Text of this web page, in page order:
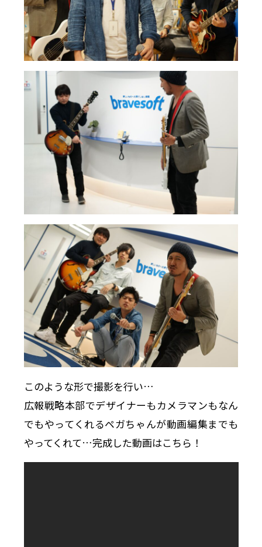
このような形で撮影を行い…
広報戦略本部でデザイナーもカメラマンもなん
でもやってくれるペガちゃんが動画編集までも
やってくれて…完成した動画はこちら！